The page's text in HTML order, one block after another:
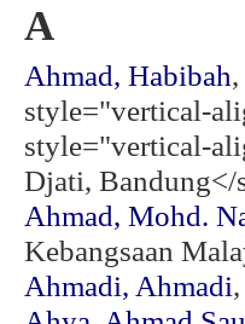
A
Ahmad, Habibah
style="vertical-
style="vertical-
Djati, Bandung</
Ahmad, Mohd.
Kebangsaan
Ahmadi, Ahmadi